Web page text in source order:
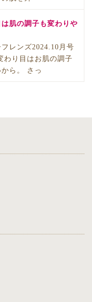
肌の調子も変わりや
フレンズ2024.10月号
わり目はお肌の調子
ら。 さっ